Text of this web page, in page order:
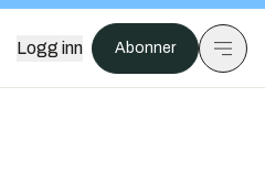
Logg inn Abonner